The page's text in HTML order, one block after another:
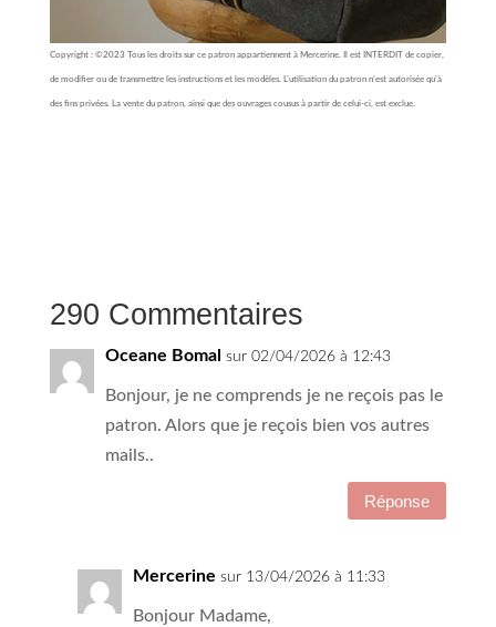
Copyright : ©2023 Tous les droits sur ce patron appartiennent à Mercerine. Il est INTERDIT de copier,
de modifier ou de transmettre les instructions et les modèles. L’utilisation du patron n’est autorisée qu’à
des fins privées. La vente du patron, ainsi que des ouvrages cousus à partir de celui-ci, est exclue.
290 Commentaires
Oceane Bomal sur 02/04/2026 à 12:43
Bonjour, je ne comprends je ne reçois pas le
patron. Alors que je reçois bien vos autres
mails..
Réponse
Mercerine sur 13/04/2026 à 11:33
Bonjour Madame,